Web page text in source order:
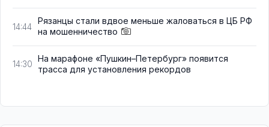
14:44
Рязанцы стали вдвое меньше жаловаться в ЦБ РФ
на мошенничество
14:30
На марафоне «Пушкин–Петербург» появится
трасса для установления рекордов